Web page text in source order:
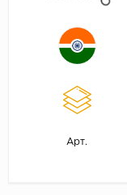
Арт.